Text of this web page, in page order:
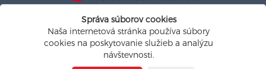
Na personalistickom trhu od roku 1991
indexnoslus@indexnoslus.sk
Nastavenie cookies
Správa súborov cookies
Naša internetová stránka používa súbory
cookies na poskytovanie služieb a analýzu
návštevnosti.